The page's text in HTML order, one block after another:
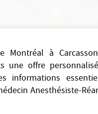
Montréal à
une offre
informations
Anesthésiste-